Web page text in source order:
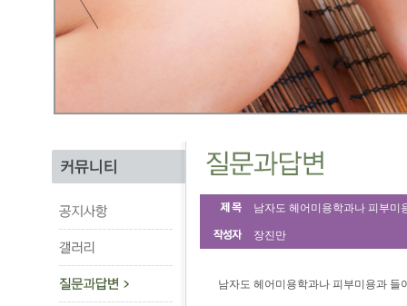
남자도 헤어미용학과나 피부미
장진만
남자도 헤어미용학과나 피부미용과 들